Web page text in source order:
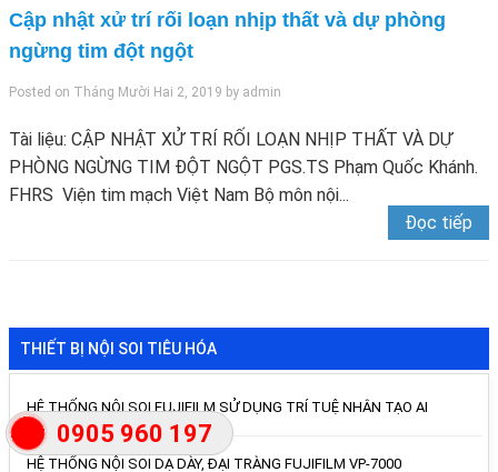
0905 960 197
THIẾT BỊ NỘI SOI TIÊU HÓA
HỆ THỐNG NỘI SOI FUJIFILM SỬ DỤNG TRÍ TUỆ NHÂN TẠO AI
HỆ THỐNG NỘI SOI DẠ DÀY, ĐẠI TRÀNG FUJIFILM VP-7000
Cập nhật xử trí rối loạn nhịp thất và dự phòng
ngừng tim đột ngột
Posted on Tháng Mười Hai 2, 2019 by admin
Tài liệu: CẬP NHẬT XỬ TRÍ RỐI LOẠN NHỊP THẤT VÀ DỰ
PHÒNG NGỪNG TIM ĐỘT NGỘT PGS.TS Phạm Quốc Khánh.
FHRS Viện tim mạch Việt Nam Bộ môn nội...
Đọc tiếp